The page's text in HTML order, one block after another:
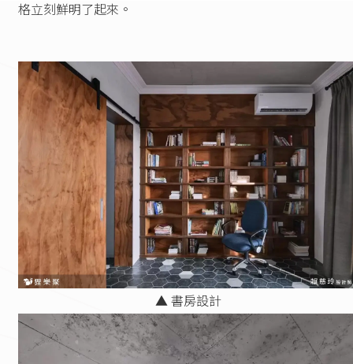
格立刻鮮明了起來。
▲ 書房設計